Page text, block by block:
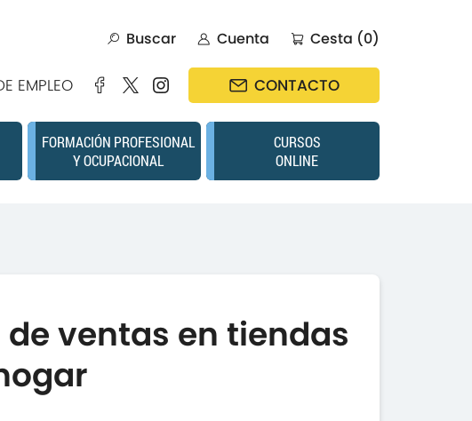
Buscar Cuenta Cesta (0)
EMPLEO CONTACTO
FORMACIÓN PROFESIONAL
Y OCUPACIONAL
CURSOS
ONLINE
ventas en tiendas